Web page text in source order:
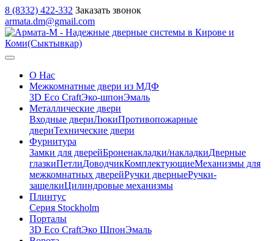
8 (8332) 422-332 Заказать звонок
armata.dm@gmail.com
О Нас
Межкомнатные двери из МДФ
3D Eco CraftЭко-шпонЭмаль
Металлические двери
Входные двериЛюкиПротивопожарные
двериТехнические двери
Фурнитура
Замки для дверейБроненакладки/накладкиДверные
глазкиПетлиДоводчикКомплектующиеМеханизмы для
межкомнатных дверейРучки дверныеРучки-
защелкиЦилиндровые механизмы
Плинтус
Серия Stockholm
Порталы
3D Eco CraftЭко ШпонЭмаль